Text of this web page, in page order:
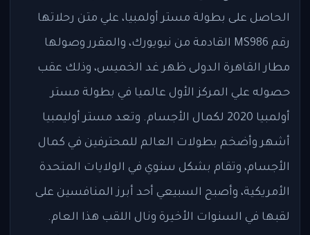
الحاصل على بطولة مستر أولمبيا، علي متن رحلاتها
رقم MS986 القادمة من نيويورك، والمقرر وصولها
مطار القاهرة الدولى ظهر غد الخميس، وذلك عقب
حصوله علي المركز الأول عالميا في بطولة مستر
أولمبيا 2020 لكمال الأجسام. وتعد مستر أوليمبيا
أشهر وأضخم بطولات العالم للمحترفين في كمال
الأجسام، وتقام بشكل سنوي في الولايات المتحدة
الأمريكية، وأصبح السبيعي أحد أبرز المنافسين على
لقبها في السنوات الأخيرة ونال اللقب هذا العام.